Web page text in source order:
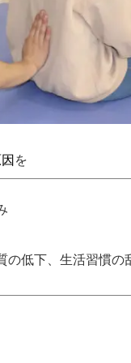
を
の低下、生活習慣の